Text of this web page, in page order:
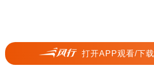
打开APP观看/下